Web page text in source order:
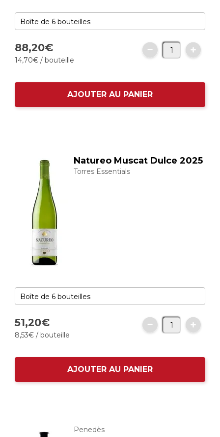
88,20€
14,70€ / bouteille
AJOUTER AU PANIER
Natureo Muscat Dulce 2025
Torres Essentials
51,20€
8,53€ / bouteille
AJOUTER AU PANIER
Penedès